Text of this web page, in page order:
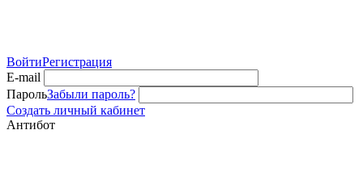
ВойтиРегистрация
E-mail
ПарольЗабыли пароль?
Создать личный кабинет
Антибот